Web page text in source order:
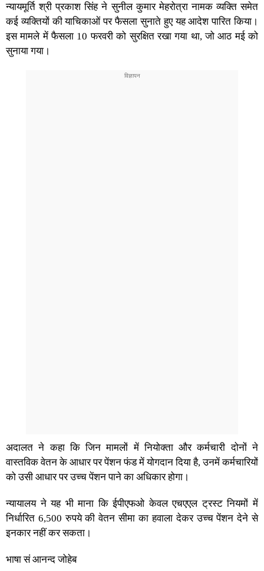
न्यायमूर्ति श्री प्रकाश सिंह ने सुनील कुमार मेहरोत्रा नामक व्यक्ति समेत
कई व्यक्तियों की याचिकाओं पर फैसला सुनाते हुए यह आदेश पारित किया।
इस मामले में फैसला 10 फरवरी को सुरक्षित रखा गया था, जो आठ मई को
सुनाया गया।
अदालत ने कहा कि जिन मामलों में नियोक्ता और कर्मचारी दोनों ने
वास्तविक वेतन के आधार पर पेंशन फंड में योगदान दिया है, उनमें कर्मचारियों
को उसी आधार पर उच्च पेंशन पाने का अधिकार होगा।
न्यायालय ने यह भी माना कि ईपीएफओ केवल एचएएल ट्रस्ट नियमों में
निर्धारित 6,500 रुपये की वेतन सीमा का हवाला देकर उच्च पेंशन देने से
इनकार नहीं कर सकता।
भाषा सं आनन्द जोहेब